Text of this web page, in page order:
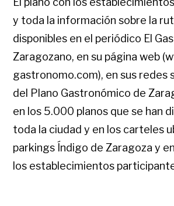
y toda la información sobre la
disponibles en el periódico El
Zaragozano, en su página web
gastronomo.com), en sus redes
del Plano Gastronómico de
en los 5.000 planos que se han
toda la ciudad y en los carteles
parkings Índigo de Zaragoza y
los establecimientos